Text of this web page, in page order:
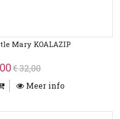
Mary KOALAZIP
€ 32,00
Meer info